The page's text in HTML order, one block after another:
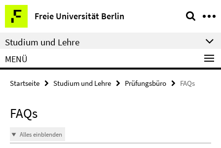
Springe
direkt
zu
Inhalt
Freie Universität Berlin
Service-
Navigation
Studium und Lehre
MENÜ
Startseite Studium und Lehre Prüfungsbüro FAQs
FAQs
Alles einblenden